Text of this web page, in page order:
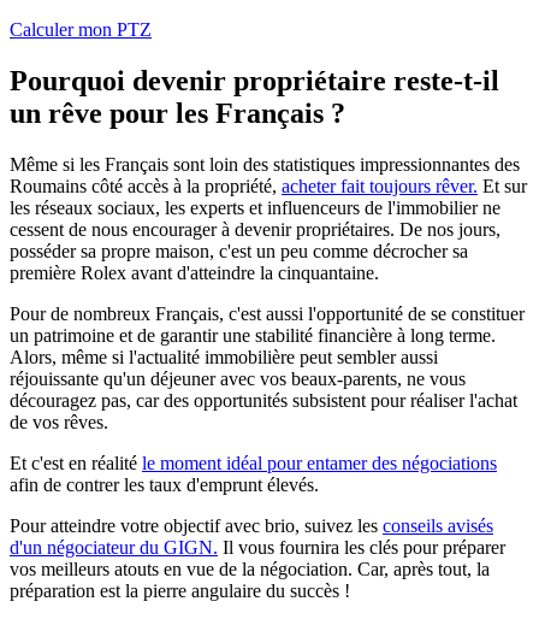
Calculer mon PTZ
Pourquoi devenir propriétaire reste-t-il
un rêve pour les Français ?
Même si les Français sont loin des statistiques impressionnantes des
Roumains côté accès à la propriété, acheter fait toujours rêver. Et sur
les réseaux sociaux, les experts et influenceurs de l'immobilier ne
cessent de nous encourager à devenir propriétaires. De nos jours,
posséder sa propre maison, c'est un peu comme décrocher sa
première Rolex avant d'atteindre la cinquantaine.
Pour de nombreux Français, c'est aussi l'opportunité de se constituer
un patrimoine et de garantir une stabilité financière à long terme.
Alors, même si l'actualité immobilière peut sembler aussi
réjouissante qu'un déjeuner avec vos beaux-parents, ne vous
découragez pas, car des opportunités subsistent pour réaliser l'achat
de vos rêves.
Et c'est en réalité le moment idéal pour entamer des négociations
afin de contrer les taux d'emprunt élevés.
Pour atteindre votre objectif avec brio, suivez les conseils avisés
d'un négociateur du GIGN. Il vous fournira les clés pour préparer
vos meilleurs atouts en vue de la négociation. Car, après tout, la
préparation est la pierre angulaire du succès !